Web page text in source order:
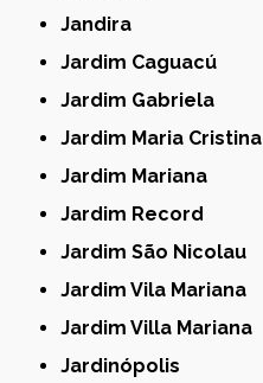
Jandira
Jardim Caguacú
Jardim Gabriela
Jardim Maria Cristina
Jardim Mariana
Jardim Record
Jardim São Nicolau
Jardim Vila Mariana
Jardim Villa Mariana
Jardinópolis